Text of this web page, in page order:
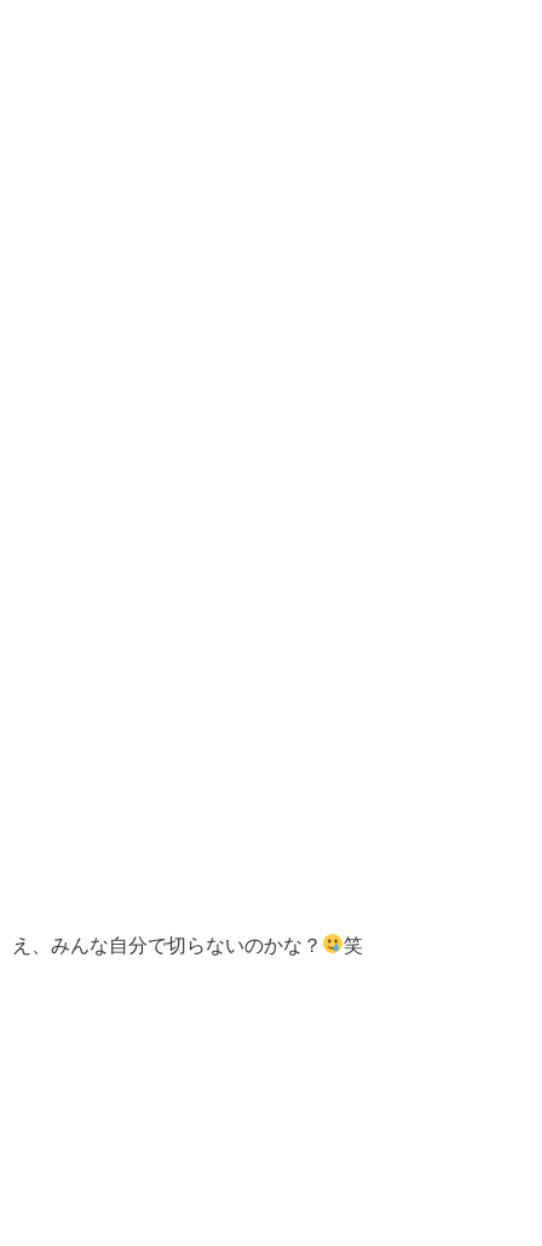
え、みんな自分で切らないのかな？ 笑